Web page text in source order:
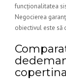
funcționalitatea
Negocierea
obiectivul este să